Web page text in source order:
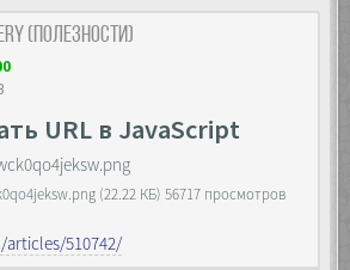
hidden;
0;
auto;
style: none;
none;
scrollbar {
{
visible;
(полезности)
URL в JavaScript
(22.22 КБ) 56717 просмотров
510742/